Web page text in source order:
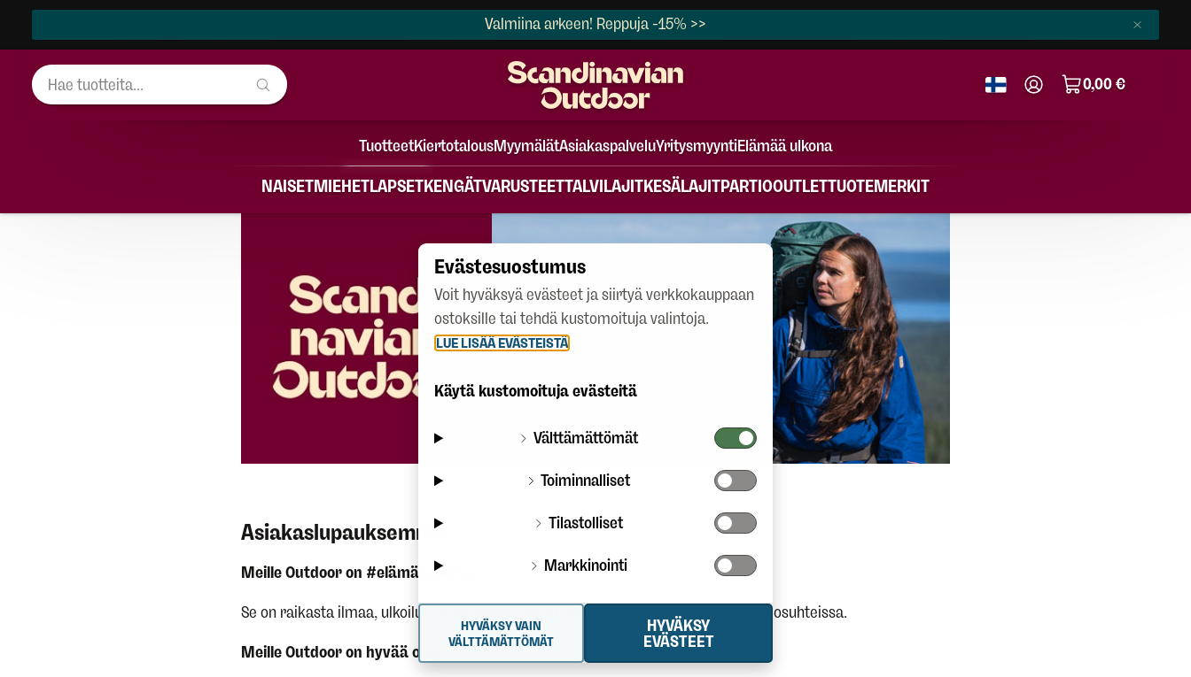
Valmiina arkeen! Reppuja -15% >>
0,00 €
TuotteetKiertotalousMyymälätAsiakaspalveluYritysmyyntiElämää ulkona
NAISETMIEHETLAPSETKENGÄTVARUSTEETTALVILAJITKESÄLAJITPARTIOOUTLETTUOTEMERKIT
Asiakaslupauksemme
Meille Outdoor on #elämääulkona.
Se on raikasta ilmaa, ulkoilua ja elämyksiä. Se on eteenpäin kulkemista kaikissa olosuhteissa.
Meille Outdoor on hyvää oloa.
Evästesuostumus
Voit hyväksyä evästeet ja siirtyä verkkokauppaan
ostoksille tai tehdä kustomoituja valintoja.
LUE LISÄÄ EVÄSTEISTÄ
Käytä kustomoituja evästeitä
Välttämättömät
Toiminnalliset
Tilastolliset
Markkinointi
HYVÄKSY
EVÄSTEET
HYVÄKSY VAIN
VÄLTTÄMÄTTÖMÄT